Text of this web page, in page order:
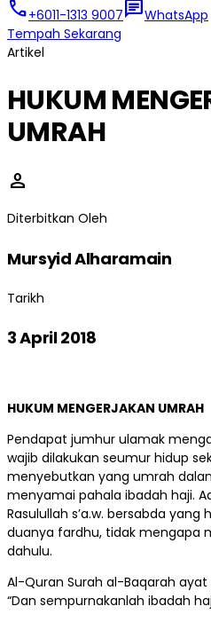
call+6011-1313 9007chatWhatsApp
Tempah Sekarang
Artikel
HUKUM
UMRAH
person
Diterbitkan Oleh
Mursyid Alharamain
Tarikh
3 April 2018
HUKUM MENGERJAKAN UMRAH
Pendapat jumhur ulamak
wajib dilakukan seumur hidup
menyebutkan yang umrah
menyamai pahala ibadah haji.
Rasulullah s’a.w. bersabda
duanya fardhu, tidak mengapa
dahulu.
Al-Quran Surah al-Baqarah
“Dan sempurnakanlah ibadah